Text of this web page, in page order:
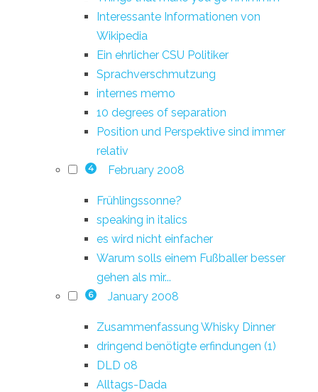
Interessante Informationen von
Wikipedia
Ein ehrlicher CSU Politiker
Sprachverschmutzung
internes memo
10 degrees of separation
Position und Perspektive sind immer
relativ
4 February 2008
Frühlingssonne?
speaking in italics
es wird nicht einfacher
Warum solls einem Fußballer besser
gehen als mir...
6 January 2008
Zusammenfassung Whisky Dinner
dringend benötigte erfindungen (1)
DLD 08
Alltags-Dada